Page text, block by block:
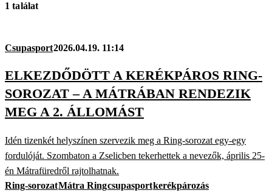
1 találat
Csupasport2026.04.19. 11:14
ELKEZDŐDÖTT A KERÉKPÁROS RING-
SOROZAT – A MÁTRÁBAN RENDEZIK
MEG A 2. ÁLLOMÁST
Idén tizenkét helyszínen szervezik meg a Ring-sorozat egy-egy
fordulóját. Szombaton a Zselicben tekerhettek a nevezők, április 25-
én Mátrafüredről rajtolhatnak.
Ring-sorozatMátra Ringcsupasportkerékpározás